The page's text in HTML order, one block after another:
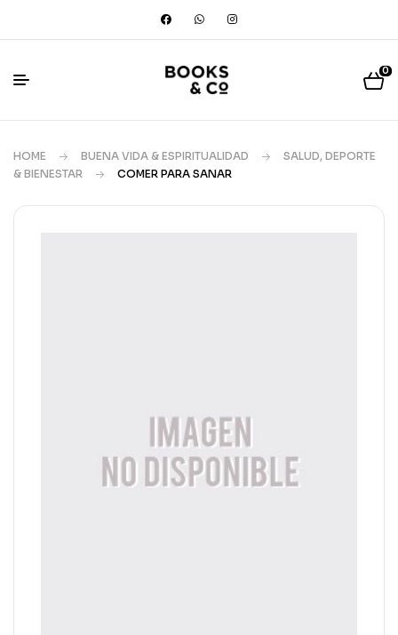
0
HOME BUENA VIDA & ESPIRITUALIDAD
SALUD, DEPORTE
& BIENESTAR
COMER PARA SANAR